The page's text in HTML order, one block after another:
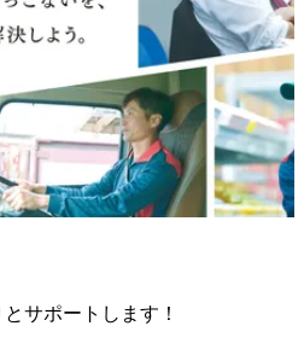
サポートします！